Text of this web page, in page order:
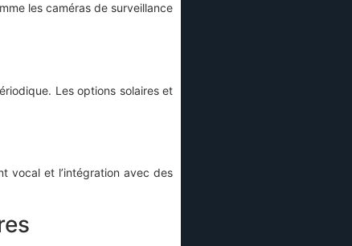
les caméras de surveillance
Les options solaires et
vocal et l’intégration avec des